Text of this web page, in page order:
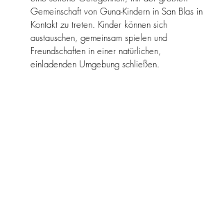
Gemeinschaft von Guna-Kindern in San Blas in
Kontakt zu treten. Kinder können sich
austauschen, gemeinsam spielen und
Freundschaften in einer natürlichen,
einladenden Umgebung schließen.